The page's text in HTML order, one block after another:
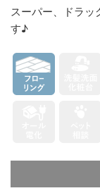
スーパー、ドラッ
す♪